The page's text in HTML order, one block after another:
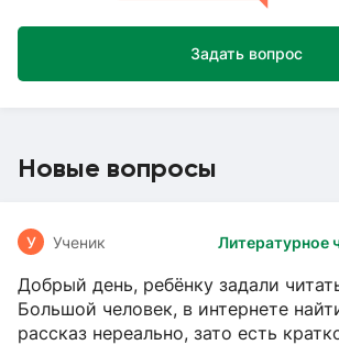
Задать вопрос
Новые вопросы
Литературное
У Ученик
Добрый день, ребёнку задали
Большой человек, в интернете
рассказ нереально, зато есть